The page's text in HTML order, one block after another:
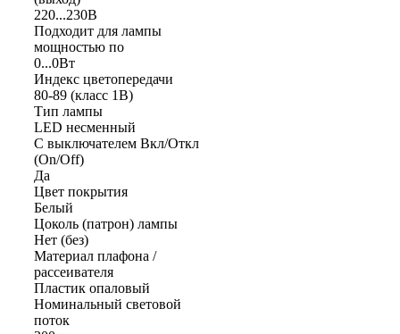
220...230В
Подходит для лампы
мощностью по
0...0Вт
Индекс цветопередачи
80-89 (класс 1В)
Тип лампы
LED несменный
С выключателем Вкл/Откл
(On/Off)
Да
Цвет покрытия
Белый
Цоколь (патрон) лампы
Нет (без)
Материал плафона /
рассеивателя
Пластик опаловый
Номинальный световой
поток